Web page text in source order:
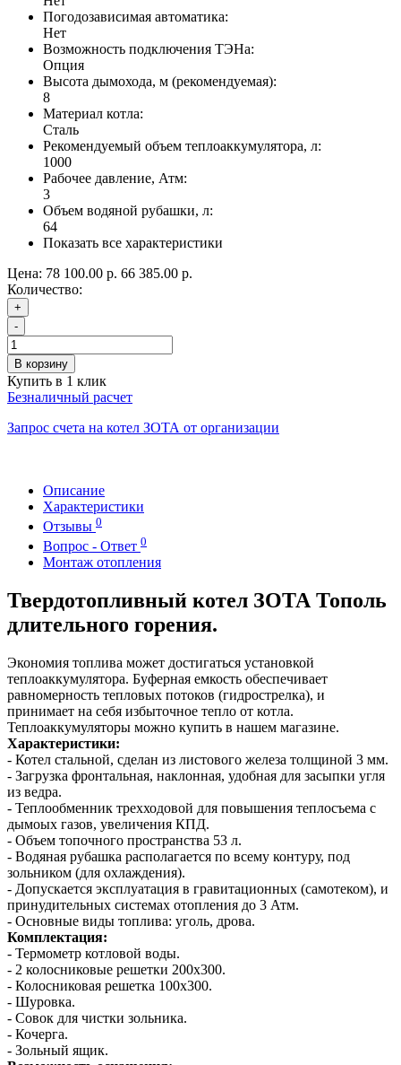
Погодозависимая автоматика:
Нет
Возможность подключения ТЭНа:
Опция
Высота дымохода, м (рекомендуемая):
8
Материал котла:
Сталь
Рекомендуемый объем теплоаккумулятора, л:
1000
Рабочее давление, Атм:
3
Объем водяной рубашки, л:
64
Показать все характеристики
Цена: 78 100.00 р. 66 385.00 р.
Количество:
+
-
В корзину
Купить в 1 клик
Безналичный расчет
Запрос счета на котел ЗОТА от организации
Описание
Характеристики
Отзывы 0
Вопрос - Ответ 0
Монтаж отопления
Твердотопливный котел ЗОТА Тополь
длительного горения.
Экономия топлива может достигаться установкой
теплоаккумулятора. Буферная емкость обеспечивает
равномерность тепловых потоков (гидрострелка), и
принимает на себя избыточное тепло от котла.
Теплоаккумуляторы можно купить в нашем магазине.
Характеристики:
- Котел стальной, сделан из листового железа толщиной 3 мм.
- Загрузка фронтальная, наклонная, удобная для засыпки угля
из ведра.
- Теплообменник трехходовой для повышения теплосъема с
дымоых газов, увеличения КПД.
- Объем топочного пространства 53 л.
- Водяная рубашка располагается по всему контуру, под
зольником (для охлаждения).
- Допускается эксплуатация в гравитационных (самотеком), и
принудительных системах отопления до 3 Атм.
- Основные виды топлива: уголь, дрова.
Комплектация:
- Термометр котловой воды.
- 2 колосниковые решетки 200х300.
- Колосниковая решетка 100х300.
- Шуровка.
- Совок для чистки зольника.
- Кочерга.
- Зольный ящик.